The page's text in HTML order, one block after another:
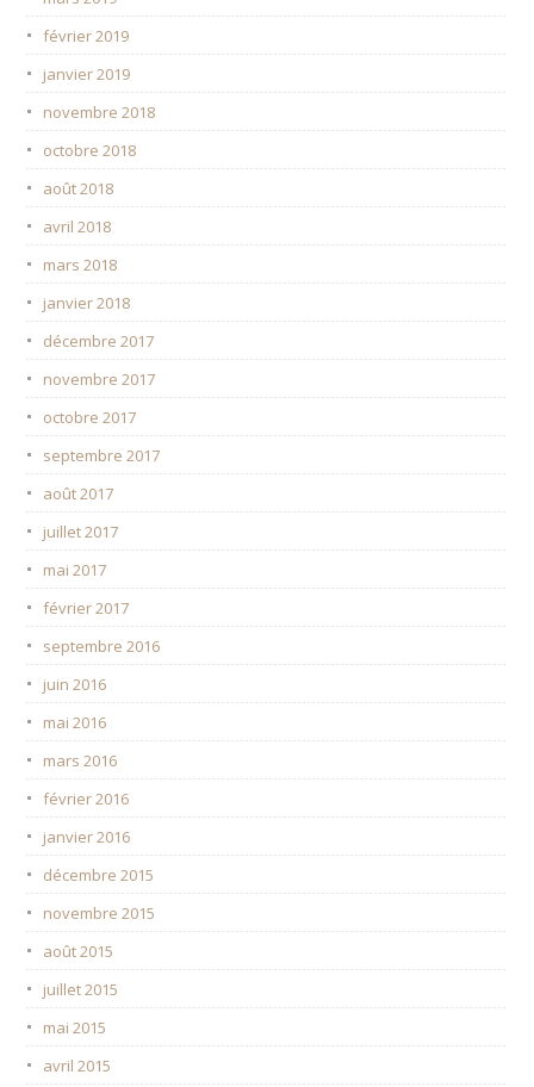
février 2019
janvier 2019
novembre 2018
octobre 2018
août 2018
avril 2018
mars 2018
janvier 2018
décembre 2017
novembre 2017
octobre 2017
septembre 2017
août 2017
juillet 2017
mai 2017
février 2017
septembre 2016
juin 2016
mai 2016
mars 2016
février 2016
janvier 2016
décembre 2015
novembre 2015
août 2015
juillet 2015
mai 2015
avril 2015